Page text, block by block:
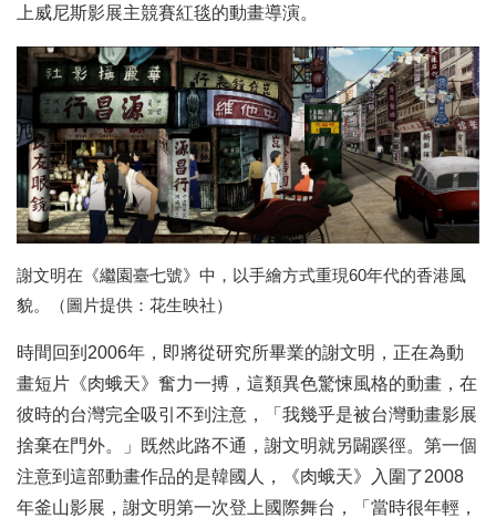
上威尼斯影展主競賽紅毯的動畫導演。
謝文明在《繼園臺七號》中，以手繪方式重現60年代的香港風
貌。（圖片提供：花生映社）
時間回到2006年，即將從研究所畢業的謝文明，正在為動
畫短片《肉蛾天》奮力一搏，這類異色驚悚風格的動畫，在
彼時的台灣完全吸引不到注意，「我幾乎是被台灣動畫影展
捨棄在門外。」既然此路不通，謝文明就另闢蹊徑。第一個
注意到這部動畫作品的是韓國人，《肉蛾天》入圍了2008
年釜山影展，謝文明第一次登上國際舞台，「當時很年輕，